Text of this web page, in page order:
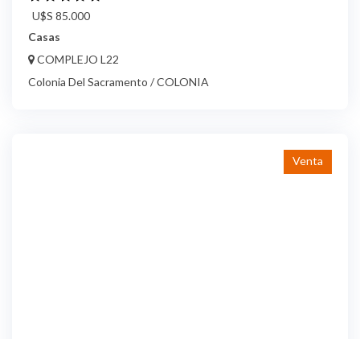
U$S 85.000
Casas
COMPLEJO L22
Colonia Del Sacramento / COLONIA
Venta